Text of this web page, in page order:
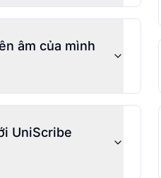
âm của mình
UniScribe